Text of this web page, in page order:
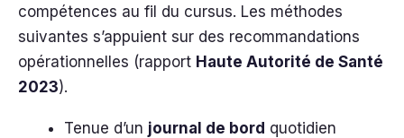
compétences au fil du cursus. Les méthodes
suivantes s’appuient sur des recommandations
opérationnelles (rapport Haute Autorité de Santé
2023).
Tenue d’un journal de bord quotidien